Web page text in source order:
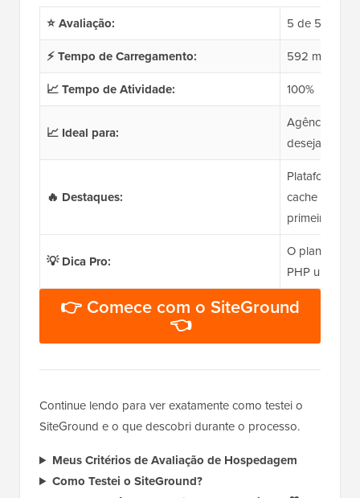
⭐ Avaliação:
5 de 5
⚡ Tempo de Carregamento:
592 ms
📈 Tempo de Atividade:
100%
📈 Ideal para:
Agências,
desejam
🔥 Destaques:
Plataforma
cache
primeiro
💡 Dica Pro:
O plano
PHP
👉 Comece com o SiteGround
👈
Continue lendo para ver exatamente como testei o
SiteGround e o que descobri durante o processo.
Meus Critérios de Avaliação de Hospedagem
Como Testei o SiteGround?